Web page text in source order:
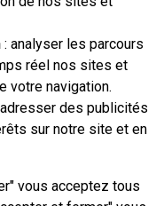
: analyser les parcours
réel nos sites et
votre navigation.
des publicités
sur notre site et en
vous acceptez tous